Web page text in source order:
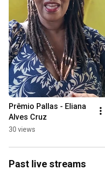
Prêmio Pallas - Eliana
Alves Cruz
30 views
Past live streams